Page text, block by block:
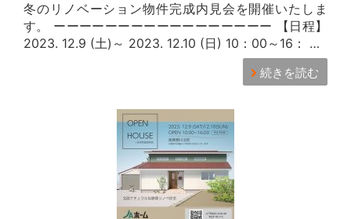
冬のリノベーション物件完成内見会を開催いたしま
す。 ーーーーーーーーーーーーーーーーー 【日程】
2023. 12.9 (土)～ 2023. 12.10 (日) 10：00～16： …
続きを読む